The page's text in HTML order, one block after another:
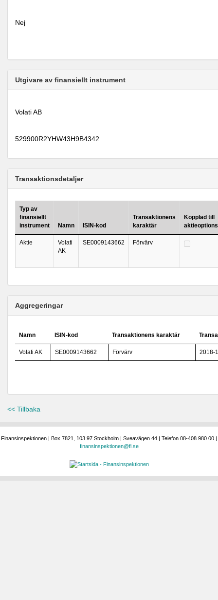
Nej
Utgivare av finansiellt instrument
Volati AB
529900R2YHW43H9B4342
Transaktionsdetaljer
Typ av
finansiellt
instrument
Namn ISIN-kod
Transaktionens
karaktär
Kopplad till
Aktie
Volati
AK
SE0009143662 Förvärv
Aggregeringar
Namn ISIN-kod Transaktionens karaktär
Volati AK SE0009143662 Förvärv 2018-
<< Tillbaka
Finansinspektionen | Box 7821, 103 97 Stockholm | Sveavägen 44 | Telefon 08-408 980 00 |
finansinspektionen@fi.se